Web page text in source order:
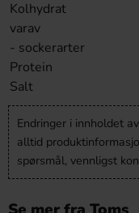
Kolhydrat
varav
- sockerarter
Protein
Salt
Endringer i innholdet
alltid
spørsmål, vennligst